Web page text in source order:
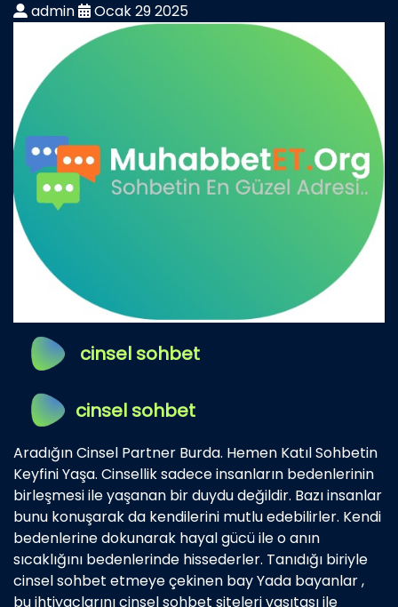
admin Ocak 29 2025
cinsel sohbet
cinsel sohbet
Aradığın Cinsel Partner Burda. Hemen Katıl Sohbetin
Keyfini Yaşa. Cinsellik sadece insanların bedenlerinin
birleşmesi ile yaşanan bir duydu değildir. Bazı insanlar
bunu konuşarak da kendilerini mutlu edebilirler. Kendi
bedenlerine dokunarak hayal gücü ile o anın
sıcaklığını bedenlerinde hissederler. Tanıdığı biriyle
cinsel sohbet etmeye çekinen bay Yada bayanlar ,
bu ihtiyaclarını cinsel sohbet siteleri vasıtası ile